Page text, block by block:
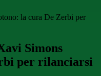
la cura De Zerbi per
Simons
per rilanciarsi